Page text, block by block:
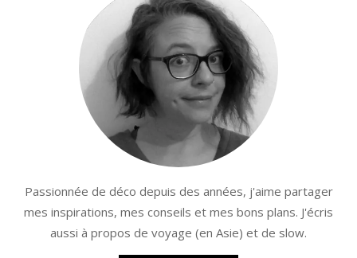
Passionnée de déco depuis des années, j'aime partager
mes inspirations, mes conseils et mes bons plans. J'écris
aussi à propos de voyage (en Asie) et de slow.